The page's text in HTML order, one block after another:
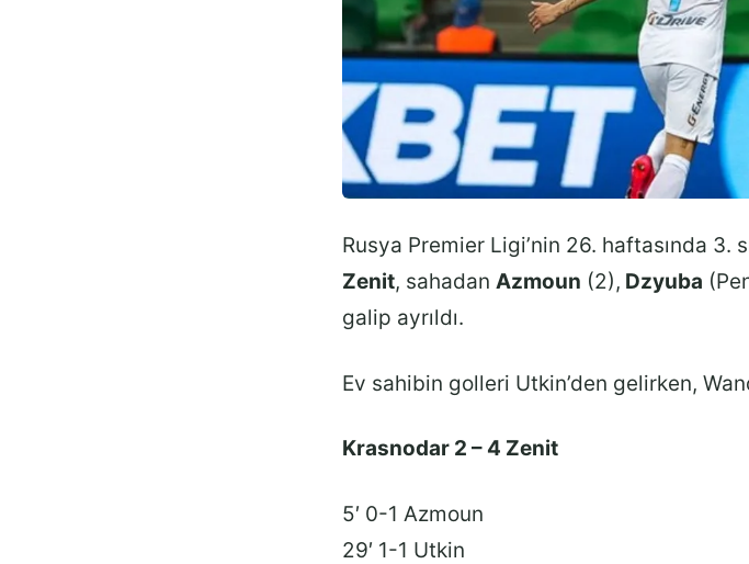
Rusya Premier Ligi’nin 26. haftasında 3.
Zenit, sahadan Azmoun (2), Dzyuba
galip ayrıldı.
Ev sahibin golleri Utkin’den gelirken,
Krasnodar 2 – 4 Zenit
5′ 0-1 Azmoun
29′ 1-1 Utkin